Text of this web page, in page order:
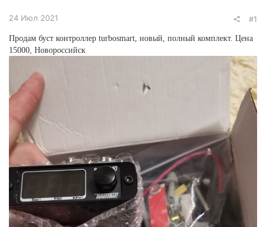
24 Июл 2021 #1
Продам буст контроллер turbosmart, новый, полный комплект. Цена
15000, Новороссийск